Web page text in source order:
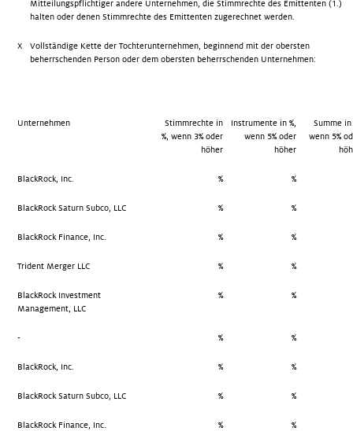
Mitteilungspflichtiger andere Unternehmen, die Stimmrechte des Emittenten (1.)
halten oder denen Stimmrechte des Emittenten zugerechnet werden.
X
Vollständige Kette der Tochterunternehmen, beginnend mit der obersten
beherrschenden Person oder dem obersten beherrschenden Unternehmen:
Unternehmen
Stimmrechte in
%, wenn 3% oder
höher
Instrumente in %,
wenn 5% oder
höher
Summe in
wenn 5%
BlackRock, Inc. % %
BlackRock Saturn Subco, LLC % %
BlackRock Finance, Inc. % %
Trident Merger LLC % %
BlackRock Investment
Management, LLC
% %
- % %
BlackRock, Inc. % %
BlackRock Saturn Subco, LLC % %
BlackRock Finance, Inc. % %